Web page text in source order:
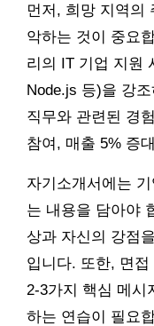
먼저, 희망 지역의
악하는 것이 중요
리의 IT 기업 지원
Node.js 등)을 강
직무와 관련된 경
참여, 매출 5% 증
자기소개서에는
는 내용을 담아야
상과 자신의 강점
입니다. 또한, 면
2-3가지 핵심 메시
하는 연습이 필요